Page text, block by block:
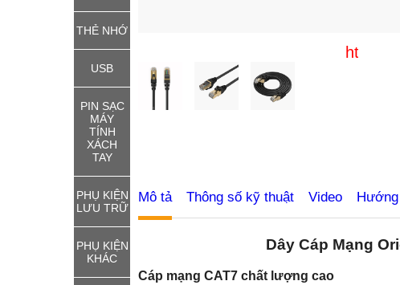
THẺ NHỚ
USB
PIN SẠC
MÁY
TÍNH
XÁCH
TAY
PHỤ KIỆN
LƯU TRỮ
PHỤ KIỆN
KHÁC
http://
Mô tả Thông số kỹ thuật Video
Dây Cáp Mạng
Cáp mạng CAT7 chất lượng cao